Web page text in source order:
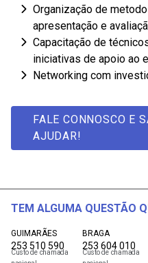
Organização de
apresentação e
Capacitação de
iniciativas de apoio ao
Networking com
FALE CONNOSCO E
AJUDAR!
TEM ALGUMA QUESTÃO
GUIMARÃES
253 510 590
Custo de chamada
BRAGA
253 604 010
Custo de chamada